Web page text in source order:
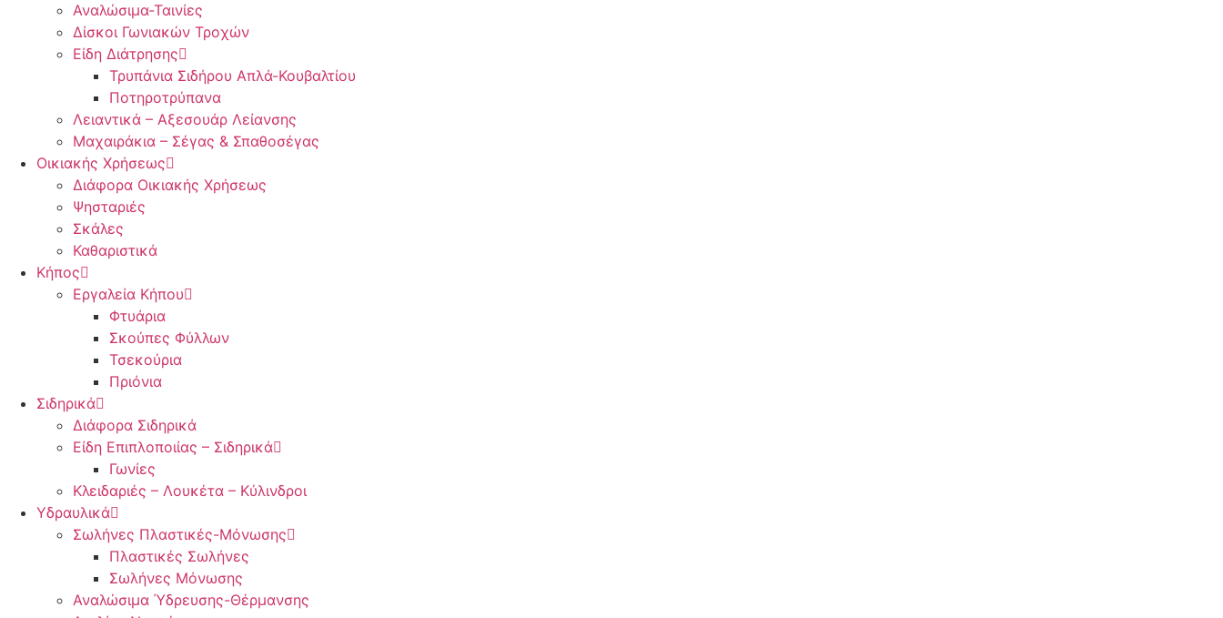
Αναλώσιμα-Ταινίες
Δίσκοι Γωνιακών Τροχών
Είδη Διάτρησης
Τρυπάνια Σιδήρου Απλά-Κουβαλτίου
Ποτηροτρύπανα
Λειαντικά – Αξεσουάρ Λείανσης
Μαχαιράκια – Σέγας & Σπαθοσέγας
Οικιακής Χρήσεως
Διάφορα Οικιακής Χρήσεως
Ψησταριές
Σκάλες
Καθαριστικά
Κήπος
Εργαλεία Κήπου
Φτυάρια
Σκούπες Φύλλων
Τσεκούρια
Πριόνια
Σιδηρικά
Διάφορα Σιδηρικά
Είδη Επιπλοποιίας – Σιδηρικά
Γωνίες
Κλειδαριές – Λουκέτα – Κύλινδροι
Υδραυλικά
Σωλήνες Πλαστικές-Μόνωσης
Πλαστικές Σωλήνες
Σωλήνες Μόνωσης
Αναλώσιμα Ύδρευσης-Θέρμανσης